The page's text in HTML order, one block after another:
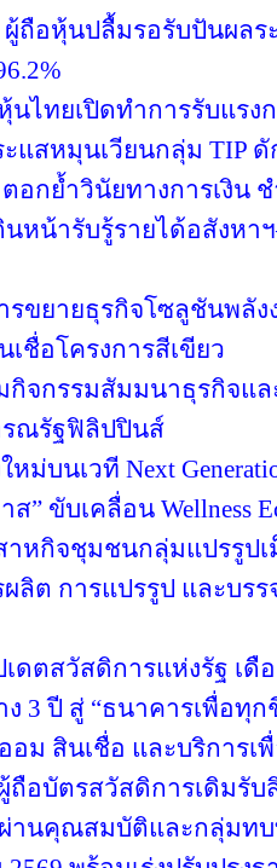
ผู้ถือหุ้นปลื้มรอรับปันผล
นไทยเปิดทำการรับแร
แสหมุนเวียนกลุ่ม TIP ดั
ตอกย้ำวินัยทางการเงิน
นหน้ารับรู้รายได้อสังหา
ขยายธุรกิจโซลูชันพลังง
ชื่อโครงการสีเขียว
กิจกรรมสัมมนาธุรกิจแ
รณรัฐฟิลิปปินส์
ม่บนเวที Next
” ขับเคลื่อน Wellness
าหกิจชุมชนกลุ่มแปรรูป
ผลิต การแปรรูป และบ
ดตสวัสดิการแห่งรัฐ เดื
3 ปี สู่ “ธนาคารเพื่อทุ
อม สินเชื่อ และบริการเ
ถือบัตรสวัสดิการเดิมรับ
ผ่านคุณสมบัติและกลุ่มท